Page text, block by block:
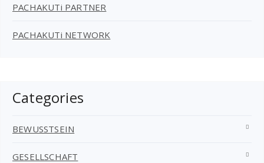
PACHAKUTi PARTNER
PACHAKUTi NETWORK
Categories
BEWUSSTSEIN
GESELLSCHAFT